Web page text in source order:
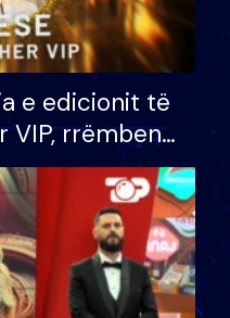
e edicionit të
VIP, rrëmben
100 mijë eurosh